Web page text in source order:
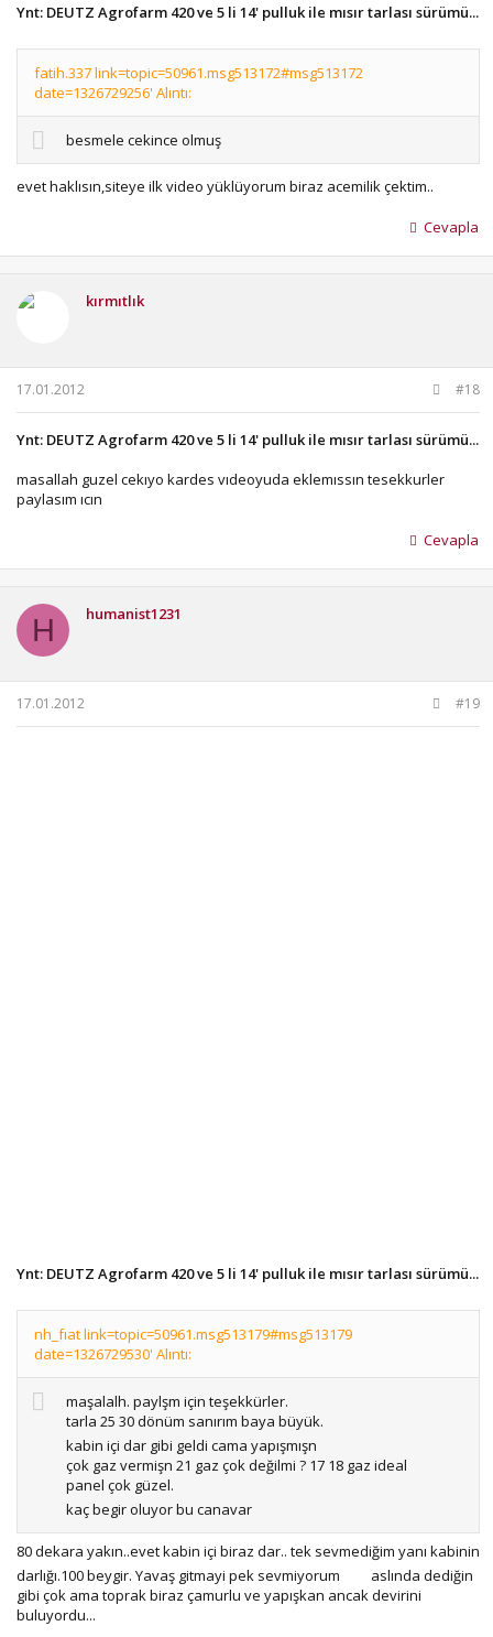
Ynt: DEUTZ Agrofarm 420 ve 5 li 14' pulluk ile mısır tarlası sürümü...
fatih.337 link=topic=50961.msg513172#msg513172
date=1326729256' Alıntı:
besmele cekince olmuş
evet haklısın,siteye ilk video yüklüyorum biraz acemilik çektim..
Cevapla
kırmıtlık
17.01.2012 #18
Ynt: DEUTZ Agrofarm 420 ve 5 li 14' pulluk ile mısır tarlası sürümü...
masallah guzel cekıyo kardes vıdeoyuda eklemıssın tesekkurler
paylasım ıcın
Cevapla
H humanist1231
17.01.2012 #19
Ynt: DEUTZ Agrofarm 420 ve 5 li 14' pulluk ile mısır tarlası sürümü...
nh_fıat link=topic=50961.msg513179#msg513179
date=1326729530' Alıntı:
maşalalh. paylşm için teşekkürler.
tarla 25 30 dönüm sanırım baya büyük.
kabin içi dar gibi geldi cama yapışmışn
çok gaz vermişn 21 gaz çok değilmi ? 17 18 gaz ideal
panel çok güzel.
kaç begir oluyor bu canavar
80 dekara yakın..evet kabin içi biraz dar.. tek sevmediğim yanı kabinin
darlığı.100 beygir. Yavaş gitmayi pek sevmiyorum
aslında dediğin
gibi çok ama toprak biraz çamurlu ve yapışkan ancak devirini
buluyordu...